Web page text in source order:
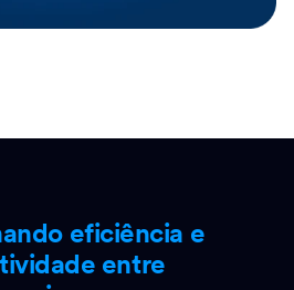
eficiência e
entre